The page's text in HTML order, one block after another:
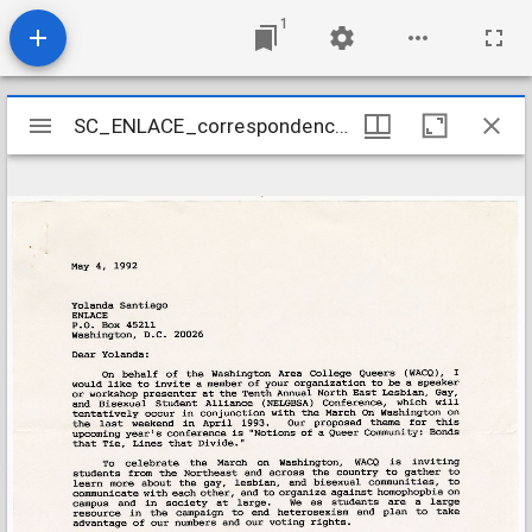
1
Mirador
viewer
SC_ENLACE_correspondence_0103
SC_ENLACE_correspondence_0103